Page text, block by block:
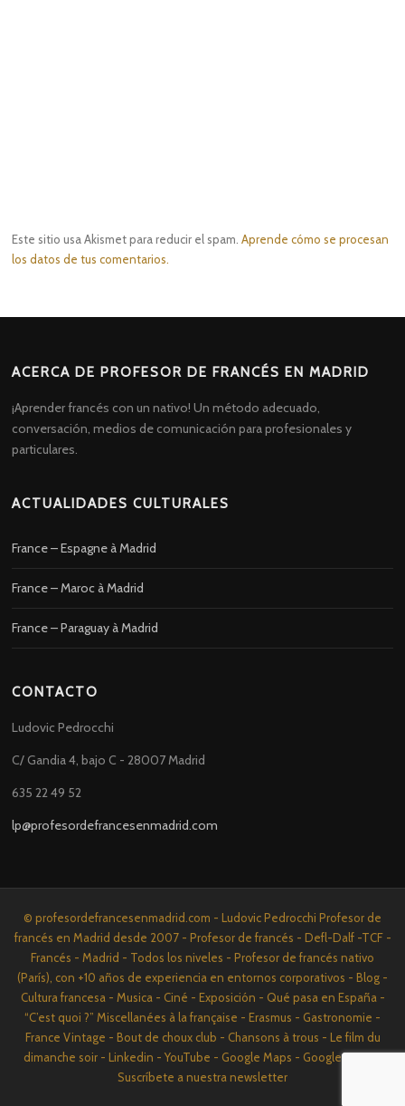
Este sitio usa Akismet para reducir el spam.Aprende cómo se procesan
los datos de tus comentarios.
ACERCA DE PROFESOR DE FRANCÉS EN MADRID
¡Aprender francés con un nativo! Un método adecuado,
conversación, medios de comunicación para profesionales y
particulares.
ACTUALIDADES CULTURALES
France – Espagne à Madrid
France – Maroc à Madrid
France – Paraguay à Madrid
CONTACTO
Ludovic Pedrocchi
C/ Gandia 4, bajo C - 28007 Madrid
635 22 49 52
lp@profesordefrancesenmadrid.com
© profesordefrancesenmadrid.com - Ludovic Pedrocchi Profesor de
francés en Madrid desde 2007 - Profesor de francés - Defl-Dalf -TCF -
Francés - Madrid - Todos los niveles - Profesor de francés nativo
(París), con +10 años de experiencia en entornos corporativos - Blog -
Cultura francesa - Musica - Ciné - Exposición - Qué pasa en España -
“C’est quoi ?” Miscellanées à la française - Erasmus - Gastronomie -
France Vintage - Bout de choux club - Chansons à trous - Le film du
dimanche soir - Linkedin - YouTube - Google Maps - Google News -
Suscríbete a nuestra newsletter